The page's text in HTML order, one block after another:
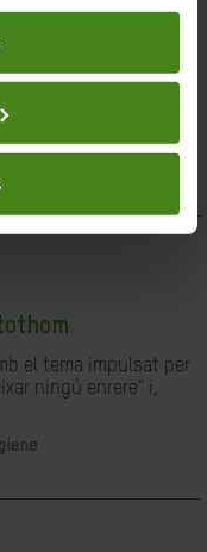
de Cookieso
Oxfam Intermón ha
de les causes de
el tema impulsat per
ningú enrere" i,